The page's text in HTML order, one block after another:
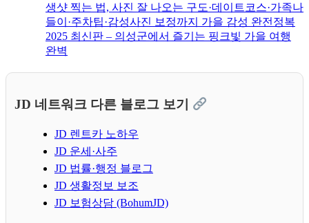
생샷 찍는 법, 사진 잘 나오는 구도·데이트코스·가족나
들이·주차팁·감성사진 보정까지 가을 감성 완전정복
2025 최신판 – 의성군에서 즐기는 핑크빛 가을 여행
완벽
JD 네트워크 다른 블로그 보기
JD 렌트카 노하우
JD 운세·사주
JD 법률·행정 블로그
JD 생활정보 보조
JD 보험상담 (BohumJD)